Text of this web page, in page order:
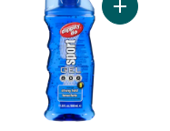
Ajouter